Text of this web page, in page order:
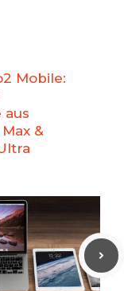
Mobile:
aus
&